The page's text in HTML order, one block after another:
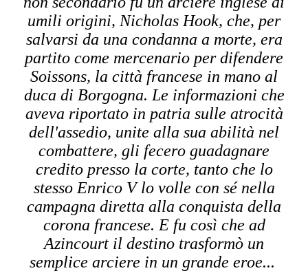
umili origini, Nicholas Hook, che, per
salvarsi da una condanna a morte, era
partito come mercenario per difendere
Soissons, la città francese in mano al
duca di Borgogna. Le informazioni che
aveva riportato in patria sulle atrocità
dell'assedio, unite alla sua abilità nel
combattere, gli fecero guadagnare
credito presso la corte, tanto che lo
stesso Enrico V lo volle con sé nella
campagna diretta alla conquista della
corona francese. E fu così che ad
Azincourt il destino trasformò un
semplice arciere in un grande eroe...